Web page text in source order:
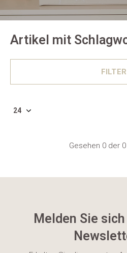
Artikel mit
FILTER
Gesehen 0 der
Melden Sie